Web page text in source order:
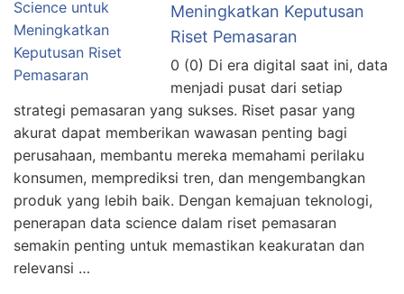
Meningkatkan Keputusan
Riset Pemasaran
0 (0) Di era digital saat ini, data
menjadi pusat dari setiap
strategi pemasaran yang sukses. Riset pasar yang
akurat dapat memberikan wawasan penting bagi
perusahaan, membantu mereka memahami perilaku
konsumen, memprediksi tren, dan mengembangkan
produk yang lebih baik. Dengan kemajuan teknologi,
penerapan data science dalam riset pemasaran
semakin penting untuk memastikan keakuratan dan
relevansi …